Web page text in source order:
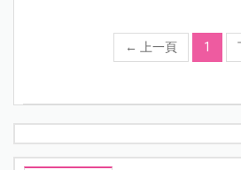
← 上一頁 1